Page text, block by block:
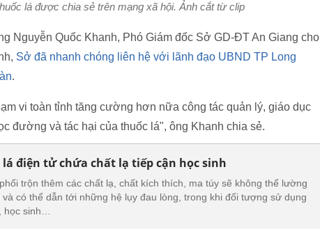
lá được chia sẻ trên mạng xã hội. Ảnh cắt từ clip
Nguyễn Quốc Khanh, Phó Giám đốc Sở GD-ĐT An Giang cho
Sở đã nhanh chóng liên hệ với lãnh đạo UBND TP Long
.
vi toàn tỉnh tăng cường hơn nữa công tác quản lý, giáo dục
đường và tác hại của thuốc lá", ông Khanh chia sẻ.
lá điện tử chứa chất lạ tiếp cận học sinh
trộn thêm các chất lạ, chất kích thích, ma túy sẽ không thể lường
có thể dẫn tới những hệ lụy đau lòng, trong khi đối tượng sử dụng
học sinh…